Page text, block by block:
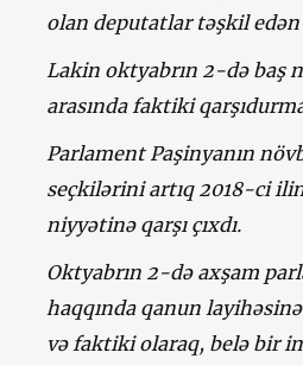
olan deputatlar təşkil
Lakin oktyabrın 2-də baş
arasında faktiki
Parlament Paşinyanın
seçkilərini artıq 2018-ci
niyyətinə qarşı çıxdı.
Oktyabrın 2-də axşam
haqqında qanun
və faktiki olaraq, belə bir